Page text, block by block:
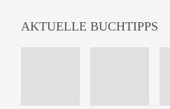
AKTUELLE BUCHTIPPS